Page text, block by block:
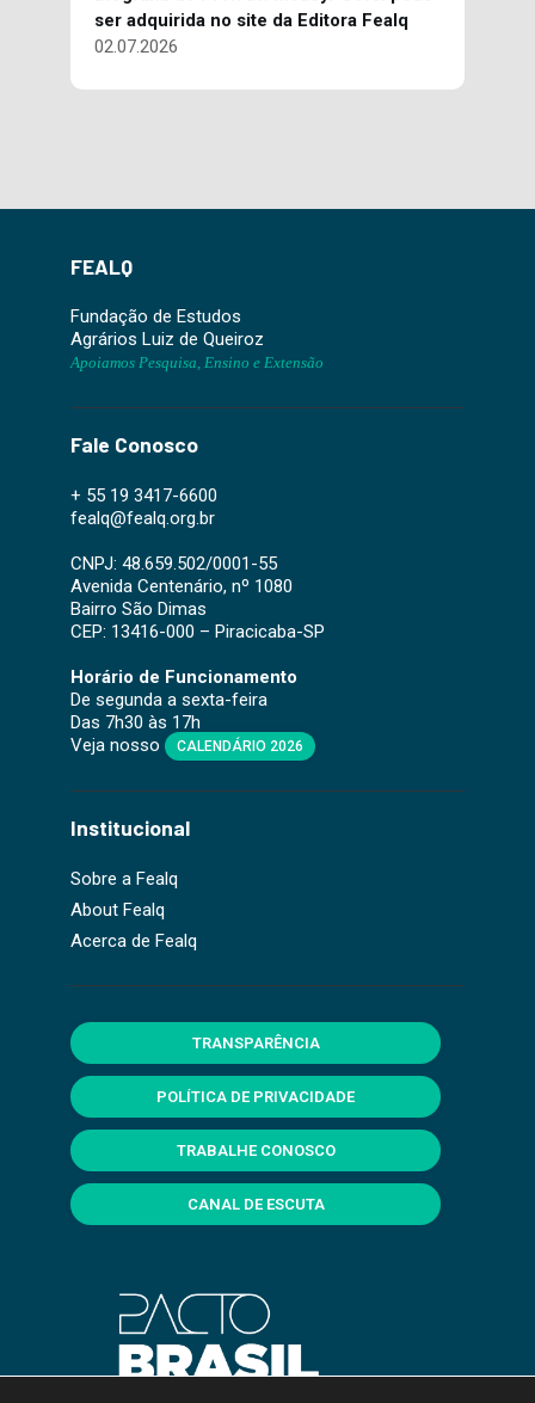
ser adquirida no site da Editora Fealq
02.07.2026
FEALQ
Fundação de Estudos
Agrários Luiz de Queiroz
Apoiamos Pesquisa, Ensino e Extensão
Fale Conosco
+ 55 19 3417-6600
fealq@fealq.org.br
CNPJ: 48.659.502/0001-55
Avenida Centenário, nº 1080
Bairro São Dimas
CEP: 13416-000 – Piracicaba-SP
Horário de Funcionamento
De segunda a sexta-feira
Das 7h30 às 17h
Veja nosso
CALENDÁRIO 2026
Institucional
Sobre a Fealq
About Fealq
Acerca de Fealq
TRANSPARÊNCIA
POLÍTICA DE PRIVACIDADE
TRABALHE CONOSCO
CANAL DE ESCUTA